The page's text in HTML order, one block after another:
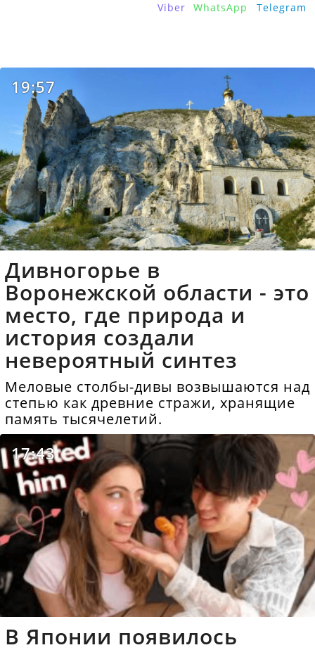
Viber WhatsApp Telegram
19:57
Дивногорье в
Воронежской области - это
место, где природа и
история создали
невероятный синтез
Меловые столбы-дивы возвышаются над
степью как древние стражи, хранящие
память тысячелетий.
17:43
В Японии появилось